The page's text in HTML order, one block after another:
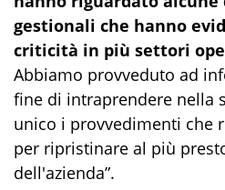
gestionali che hanno
criticità in più settori
Abbiamo provveduto ad
fine di intraprendere nella
unico i provvedimenti che
per ripristinare al più
dell'azienda”.